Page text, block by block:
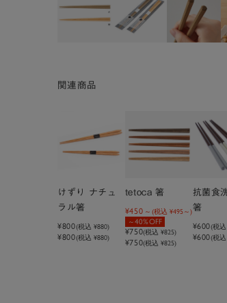
関連商品
けずり ナチュ
ラル箸
¥800(税込 ¥880)
¥800(税込 ¥880)
tetoca 箸
¥450 (税込 ¥495
)
40%OFF
¥750(税込¥825)
¥750(税込 ¥825)
抗菌食
箸
¥600(税
¥600(税